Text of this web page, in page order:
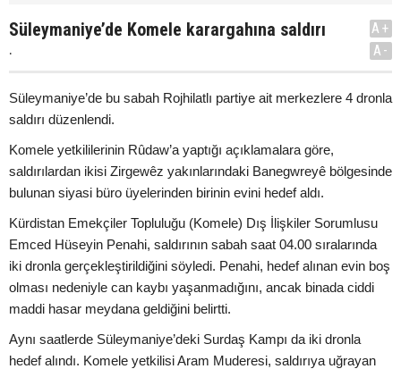
Süleymaniye’de Komele karargahına saldırı
.
A+
A-
Süleymaniye’de bu sabah Rojhilatlı partiye ait merkezlere 4 dronla
saldırı düzenlendi.
Komele yetkililerinin Rûdaw’a yaptığı açıklamalara göre,
saldırılardan ikisi Zirgewêz yakınlarındaki Banegwreyê bölgesinde
bulunan siyasi büro üyelerinden birinin evini hedef aldı.
Kürdistan Emekçiler Topluluğu (Komele) Dış İlişkiler Sorumlusu
Emced Hüseyin Penahi, saldırının sabah saat 04.00 sıralarında
iki dronla gerçekleştirildiğini söyledi. Penahi, hedef alınan evin boş
olması nedeniyle can kaybı yaşanmadığını, ancak binada ciddi
maddi hasar meydana geldiğini belirtti.
Aynı saatlerde Süleymaniye’deki Surdaş Kampı da iki dronla
hedef alındı. Komele yetkilisi Aram Muderesi, saldırıya uğrayan